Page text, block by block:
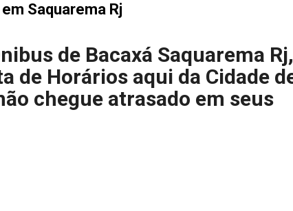
Saquarema Rj
de Bacaxá Saquarema Rj,
de Horários aqui da Cidade
chegue atrasado em seus